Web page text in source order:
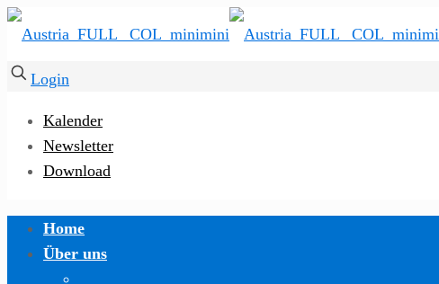
Login
Kalender
Newsletter
Download
Home
Über uns